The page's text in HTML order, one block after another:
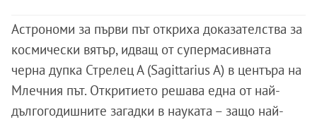
Астрономи за първи път откриха доказателства за
космически вятър, идващ от супермасивната
черна дупка Стрелец А (Sagittarius A) в центъра на
Млечния път. Откритието решава една от най-
дългогодишните загадки в науката – защо най-